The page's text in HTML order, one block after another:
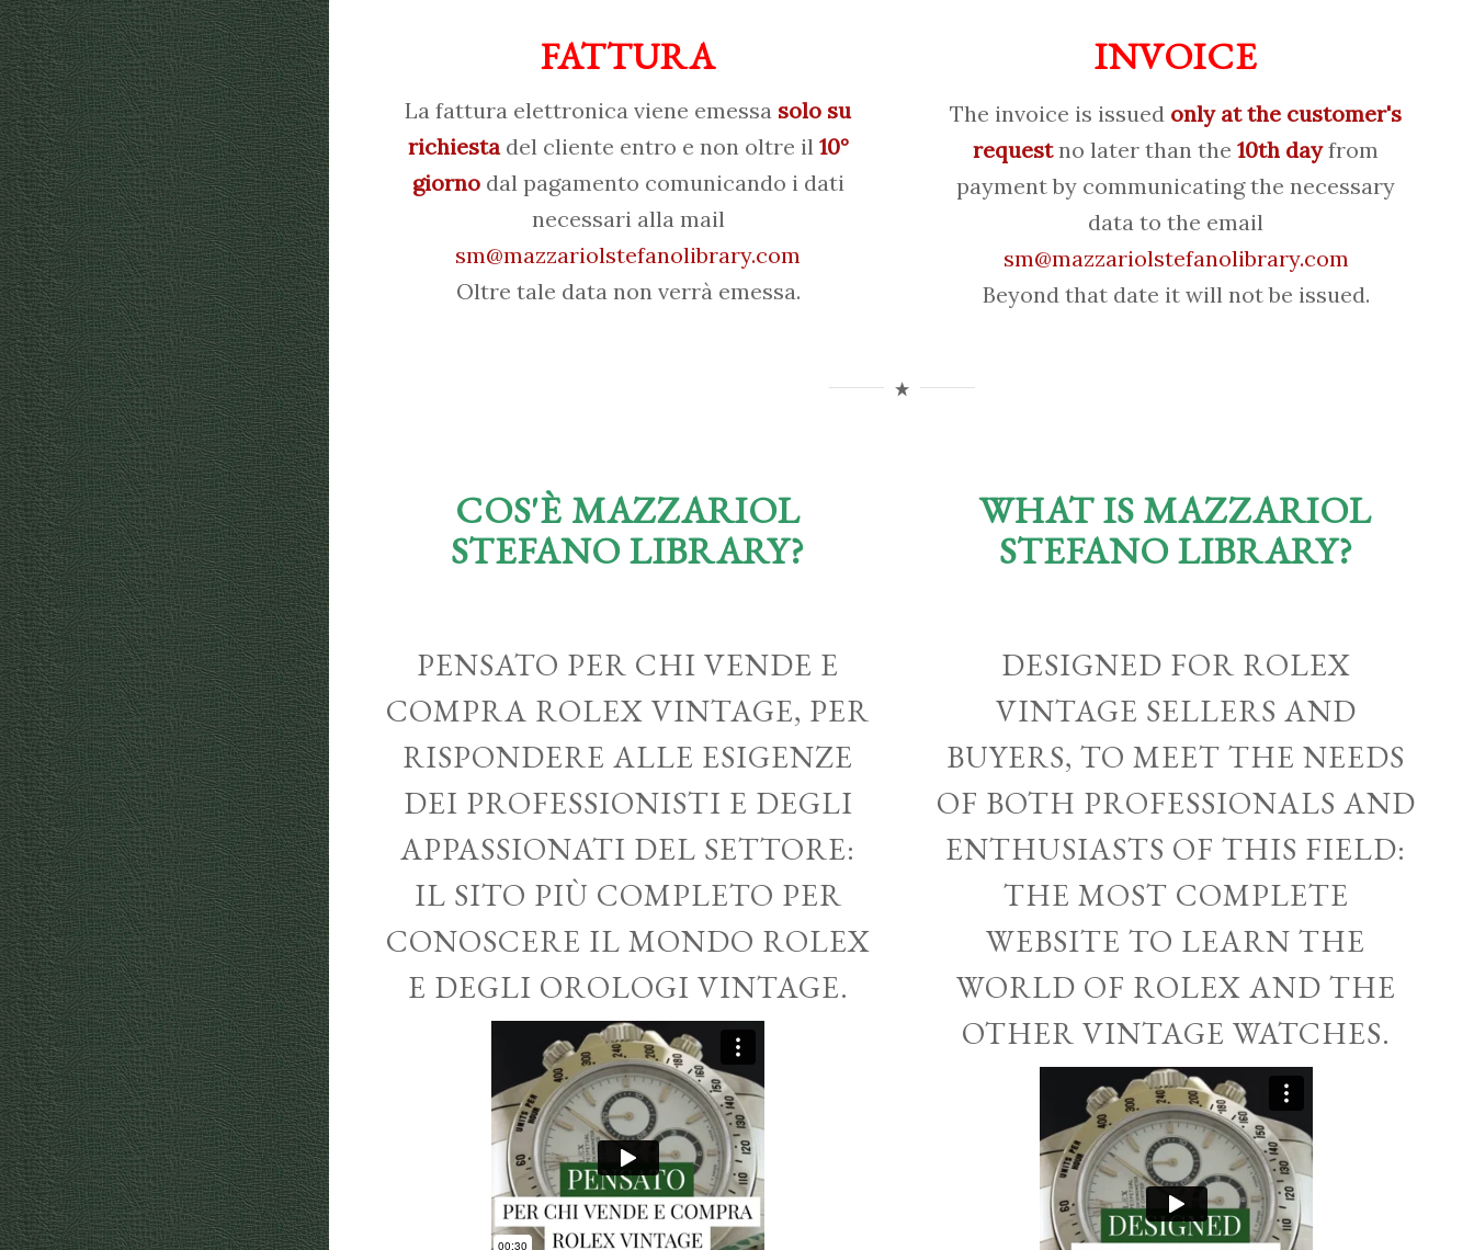
FATTURA
La fattura elettronica viene emessa solo su
richiestadel cliente entro e non oltre il 10°
giornodal pagamento comunicando i dati
necessari alla mail
sm@mazzariolstefanolibrary.com
Oltre tale data non verrà emessa.
INVOICE
The invoice is issued only at the customer's
requestno later than the10th dayfrom
payment by communicating the necessary
data to the email
sm@mazzariolstefanolibrary.com
Beyond that date it will not be issued.
COS'È MAZZARIOL
STEFANO LIBRARY?
WHAT IS MAZZARIOL
STEFANO LIBRARY?
PENSATO PER CHI VENDE E
COMPRA ROLEX VINTAGE, PER
RISPONDERE ALLE ESIGENZE
DEI PROFESSIONISTI E DEGLI
APPASSIONATI DEL SETTORE:
IL SITO PIÙ COMPLETO PER
CONOSCERE IL MONDO ROLEX
E DEGLI OROLOGI VINTAGE.
DESIGNED FOR ROLEX
VINTAGE SELLERS AND
BUYERS, TO MEET THE NEEDS
OF BOTH PROFESSIONALS AND
ENTHUSIASTS OF THIS FIELD:
THE MOST COMPLETE
WEBSITE TO LEARN THE
WORLD OF ROLEX AND THE
OTHER VINTAGE WATCHES.